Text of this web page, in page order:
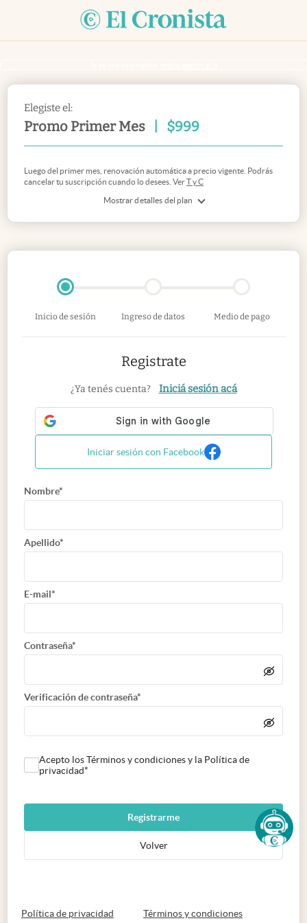
Elegiste el:
Promo Primer Mes $999
Mostrar detalles del plan
Luego del primer mes, renovación automática a precio vigente. Podrás
cancelar tu suscripción cuando lo desees. VerT y C
Inicio de sesión Ingreso de datos Medio de pago
Registrate
¿Ya tenés cuenta? Iniciá sesión acá
Iniciar sesión con Facebook
Nombre*
Apellido*
E-mail*
Contraseña*
Verificación de contraseña*
Acepto los Términos y condiciones y la Política de
privacidad*
Registrarme
Volver
Política de privacidad abre en nueva pestaña
Términos y condicionesabre en nueva